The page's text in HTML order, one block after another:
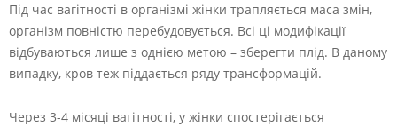
Під час вагітності в організмі жінки трапляється маса змін,
організм повністю перебудовується. Всі ці модифікації
відбуваються лише з однією метою – зберегти плід. В даному
випадку, кров теж піддається ряду трансформацій.
Через 3-4 місяці вагітності, у жінки спостерігається